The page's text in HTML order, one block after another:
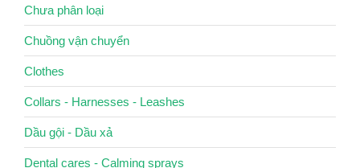
Chưa phân loại
Chuồng vận chuyển
Clothes
Collars - Harnesses - Leashes
Dầu gội - Dầu xả
Dental cares - Calming sprays